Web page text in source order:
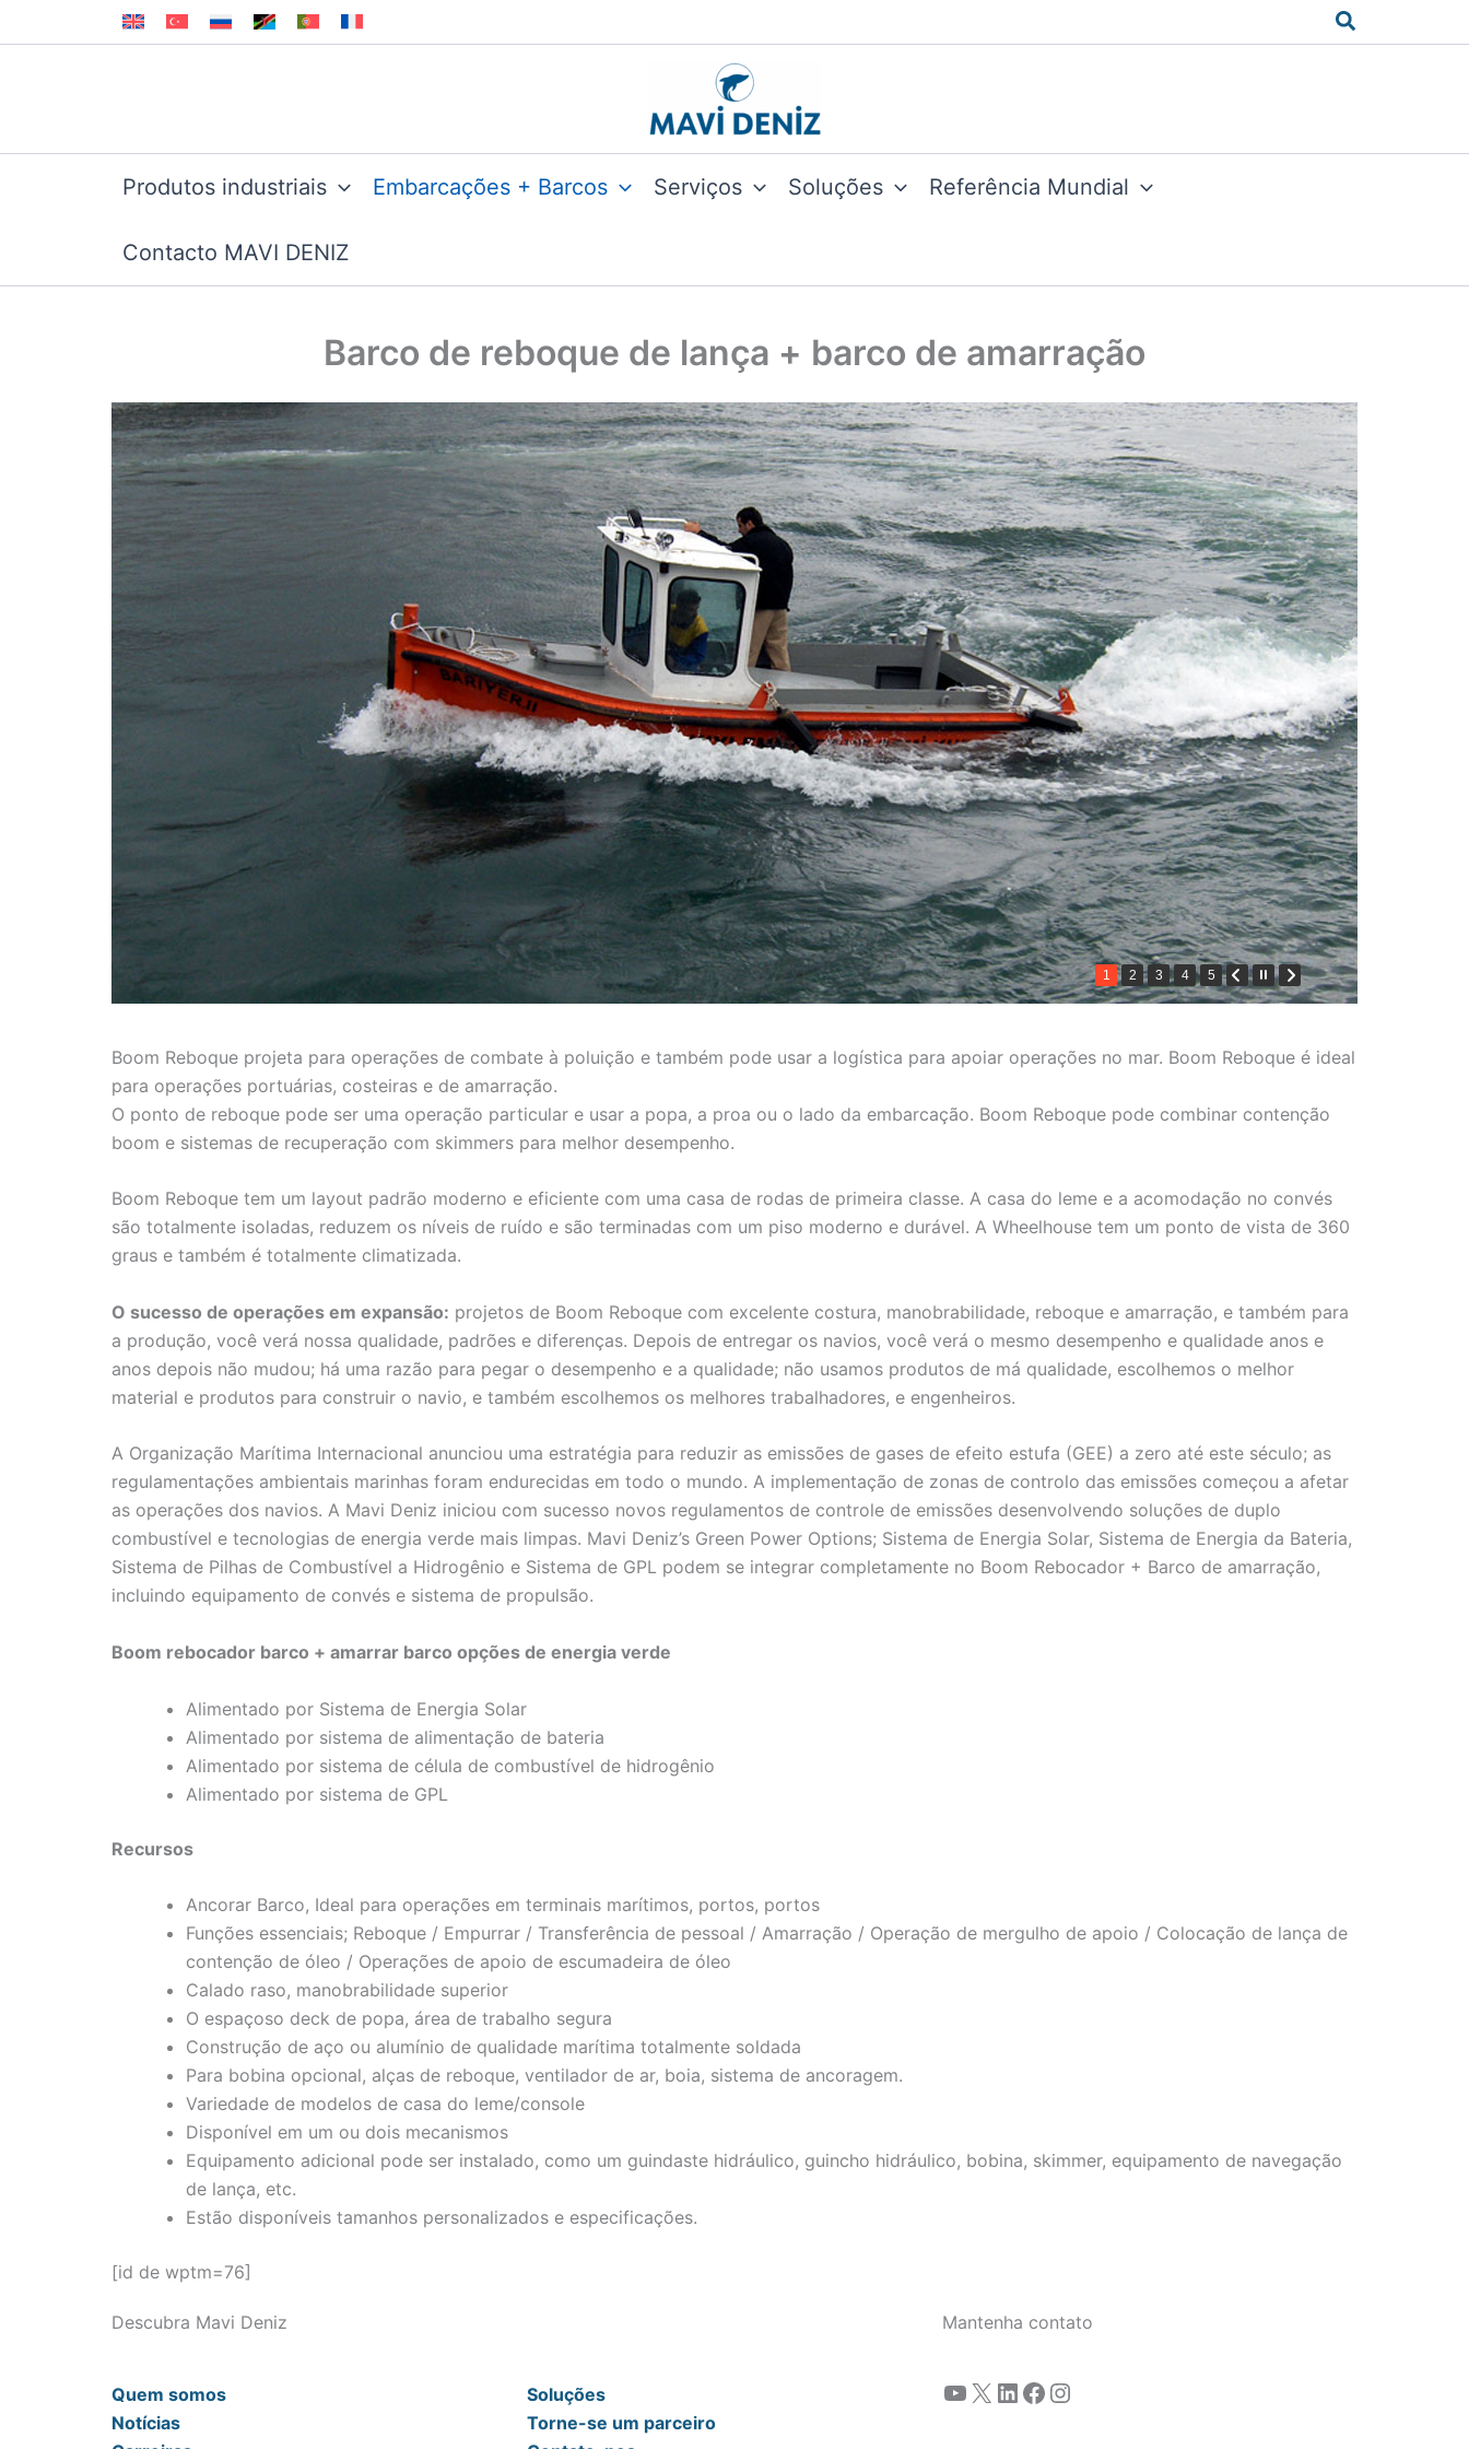
to
Search
Produtos industriais Embarcações + Barcos Serviços Soluções Referência Mundial
Contacto MAVI DENIZ
Barco de reboque de lança + barco de amarração
1 2 3 4 5
Boom Reboque projeta para operações de combate à poluição e também pode usar a logística para apoiar operações no mar. Boom Reboque é ideal
para operações portuárias, costeiras e de amarração.
O ponto de reboque pode ser uma operação particular e usar a popa, a proa ou o lado da embarcação. Boom Reboque pode combinar contenção
boom e sistemas de recuperação com skimmers para melhor desempenho.
Boom Reboque tem um layout padrão moderno e eficiente com uma casa de rodas de primeira classe. A casa do leme e a acomodação no convés
são totalmente isoladas, reduzem os níveis de ruído e são terminadas com um piso moderno e durável. A Wheelhouse tem um ponto de vista de 360
graus e também é totalmente climatizada.
O sucesso de operações em expansão: projetos de Boom Reboque com excelente costura, manobrabilidade, reboque e amarração, e também para
a produção, você verá nossa qualidade, padrões e diferenças. Depois de entregar os navios, você verá o mesmo desempenho e qualidade anos e
anos depois não mudou; há uma razão para pegar o desempenho e a qualidade; não usamos produtos de má qualidade, escolhemos o melhor
material e produtos para construir o navio, e também escolhemos os melhores trabalhadores, e engenheiros.
A Organização Marítima Internacional anunciou uma estratégia para reduzir as emissões de gases de efeito estufa (GEE) a zero até este século; as
regulamentações ambientais marinhas foram endurecidas em todo o mundo. A implementação de zonas de controlo das emissões começou a afetar
as operações dos navios. A Mavi Deniz iniciou com sucesso novos regulamentos de controle de emissões desenvolvendo soluções de duplo
combustível e tecnologias de energia verde mais limpas. Mavi Deniz’s Green Power Options; Sistema de Energia Solar, Sistema de Energia da Bateria,
Sistema de Pilhas de Combustível a Hidrogênio e Sistema de GPL podem se integrar completamente no Boom Rebocador + Barco de amarração,
incluindo equipamento de convés e sistema de propulsão.
Boom rebocador barco + amarrar barco opções de energia verde
Alimentado por Sistema de Energia Solar
Alimentado por sistema de alimentação de bateria
Alimentado por sistema de célula de combustível de hidrogênio
Alimentado por sistema de GPL
Recursos
Ancorar Barco, Ideal para operações em terminais marítimos, portos, portos
Funções essenciais; Reboque / Empurrar / Transferência de pessoal / Amarração / Operação de mergulho de apoio / Colocação de lança de
contenção de óleo / Operações de apoio de escumadeira de óleo
Calado raso, manobrabilidade superior
O espaçoso deck de popa, área de trabalho segura
Construção de aço ou alumínio de qualidade marítima totalmente soldada
Para bobina opcional, alças de reboque, ventilador de ar, boia, sistema de ancoragem.
Variedade de modelos de casa do leme/console
Disponível em um ou dois mecanismos
Equipamento adicional pode ser instalado, como um guindaste hidráulico, guincho hidráulico, bobina, skimmer, equipamento de navegação
de lança, etc.
Estão disponíveis tamanhos personalizados e especificações.
[id de wptm=76]
Descubra Mavi Deniz Mantenha contato
Quem somos
Notícias
Soluções
Torne-se um parceiro
YouTube X LinkedIn Facebook Instagram